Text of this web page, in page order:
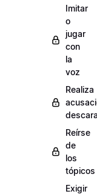
Imitar
o
jugar
con
la
voz
Realiza
Reírse
de
los
tópicos
Exigir